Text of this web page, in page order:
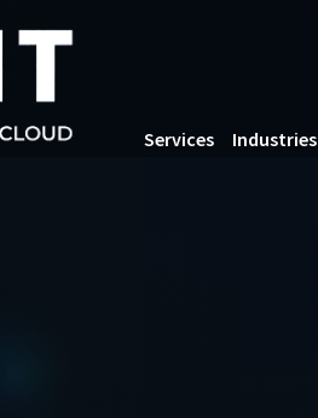
Services Industries